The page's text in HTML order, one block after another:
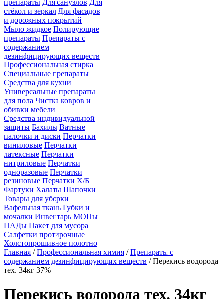
препараты Для санузлов Для
стёкол и зеркал Для фасадов
и дорожных покрытий
Мыло жидкое Полирующие
препараты Препараты с
содержанием
дезинфицирующих веществ
Профессиональная стирка
Специальные препараты
Средства для кухни
Универсальные препараты
для пола Чистка ковров и
обивки мебели
Средства индивидуальной
защиты Бахилы Ватные
палочки и диски Перчатки
виниловые Перчатки
латексные Перчатки
нитриловые Перчатки
одноразовые Перчатки
резиновые Перчатки Х/Б
Фартуки Халаты Шапочки
Товары для уборки
Вафельная ткань Губки и
мочалки Инвентарь МОПы
ПАДы Пакет для мусора
Салфетки протирочные
Холстопрошивное полотно
Главная /Профессиональная химия /Препараты с
содержанием дезинфицирующих веществ / Перекись водорода
тех. 34кг 37%
Перекись водорода тех. 34кг